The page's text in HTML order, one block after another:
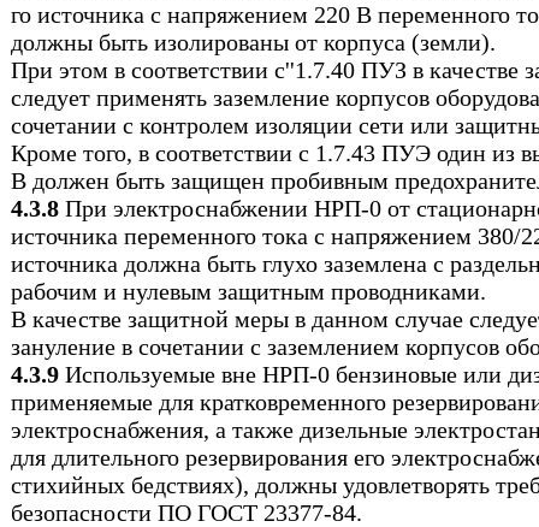
го источника с напряжением 220 В переменного
должны быть изолированы от корпуса (земли).
При этом в соответствии с''1.7.40 ПУЗ в качестве
следует применять заземление корпусов
сочетании с контролем изоляции сети или
Кроме того, в соответствии с 1.7.43 ПУЭ один из
В должен быть защищен пробивным
4.3.8 При электроснабжении НРП-0 от
источника переменного тока с напряжением 380/
источника должна быть глухо заземлена с
рабочим и нулевым защитным проводниками.
В качестве защитной меры в данном случае
зануление в сочетании с заземлением корпусов
4.3.9 Используемые вне НРП-0 бензиновые или
применяемые для кратковременного
электроснабжения, а также дизельные
для длительного резервирования его
стихийных бедствиях), должны удовлетворять
безопасности ПО ГОСТ 23377-84.